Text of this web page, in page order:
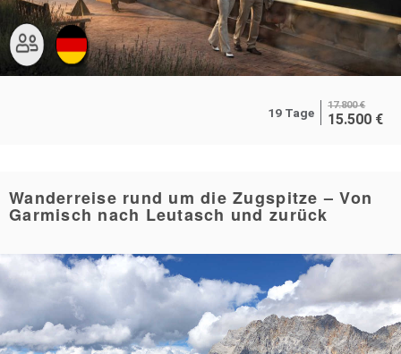
19 Tage
17.800 €
15.500 €
Wanderreise rund um die Zugspitze – Von
Garmisch nach Leutasch und zurück